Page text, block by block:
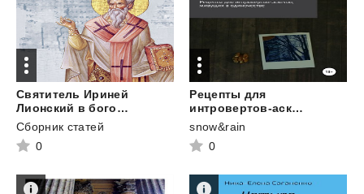
Святитель Ириней
Лионский в богословской традиции Востока и Запада
Сборник статей
0
Рецепты для
интровертов-аскетов, живущих в одиночестве
snow&rain
0